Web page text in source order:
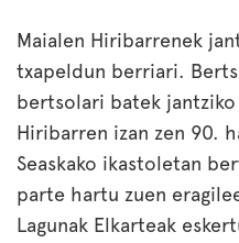
Maialen Hiribarrenek
txapeldun berriari.
bertsolari batek
Hiribarren izan zen 90.
Seaskako ikastoletan
parte hartu zuen
Lagunak Elkarteak